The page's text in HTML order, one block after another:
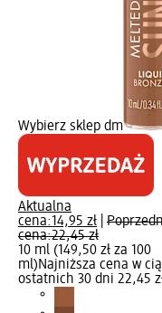
Wybierz sklep dm
Aktualna
cena:14,95 zł
cena:22,45 zł
10 ml (149,50 zł za 100
ml)Najniższa cena w
ostatnich 30 dni 22,45